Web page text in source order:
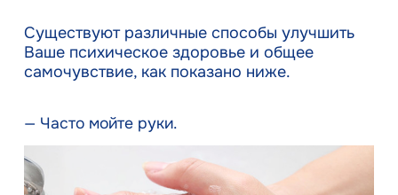
Существуют различные способы улучшить
Ваше психическое здоровье и общее
самочувствие, как показано ниже.
— Часто мойте руки.